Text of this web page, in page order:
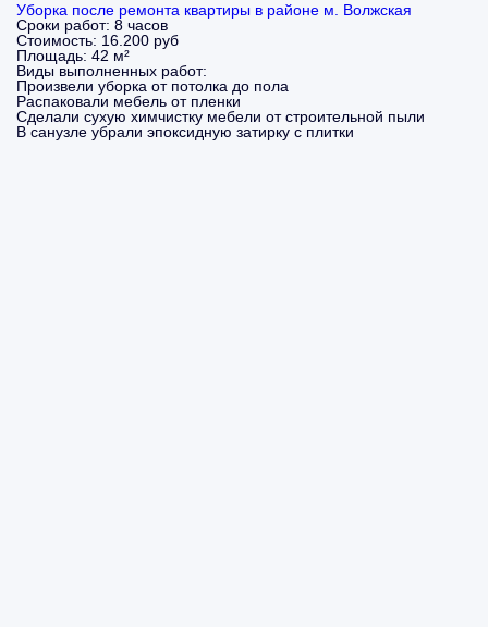
Уборка после ремонта квартиры в районе м. Волжская
Сроки работ: 8 часов
Стоимость: 16.200 руб
Площадь: 42 м²
Виды выполненных работ:
Произвели уборка от потолка до пола
Распаковали мебель от пленки
Сделали сухую химчистку мебели от строительной пыли
В санузле убрали эпоксидную затирку с плитки